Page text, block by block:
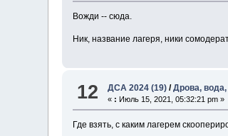
Вожди -- сюда.
Ник, название лагеря, ники
12 ДСА 2024 (19) /Дрова,
« : Июль 15, 2021, 05:32:21 pm »
Где взять, с каким лагерем